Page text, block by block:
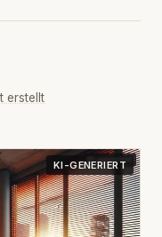
erstellt
KI-GENERIERT